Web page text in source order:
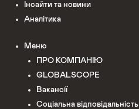
Інсайти та новини
Аналітика
Меню
ПРО КОМПАНІЮ
GLOBALSCOPE
Вакансії
Соціальна відповідальність